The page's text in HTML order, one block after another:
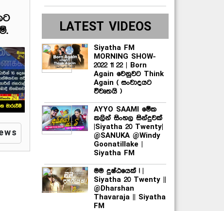
LATEST VIDEOS
Siyatha FM
MORNING SHOW-
2022 11 22 | Born
Again වෙනුවට Think
Again ( සංවාදයට
විවෘතයි )
AYYO SAAMI මේක
කලින් සිංහල සින්දුවක්
|Siyatha 20 Twenty|
@SANUKA @Windy
Goonatillake |
Siyatha FM
මම දුෂ්ඨයෙක් ! |
Siyatha 20 Twenty ||
@Dharshan
Thavaraja || Siyatha
FM